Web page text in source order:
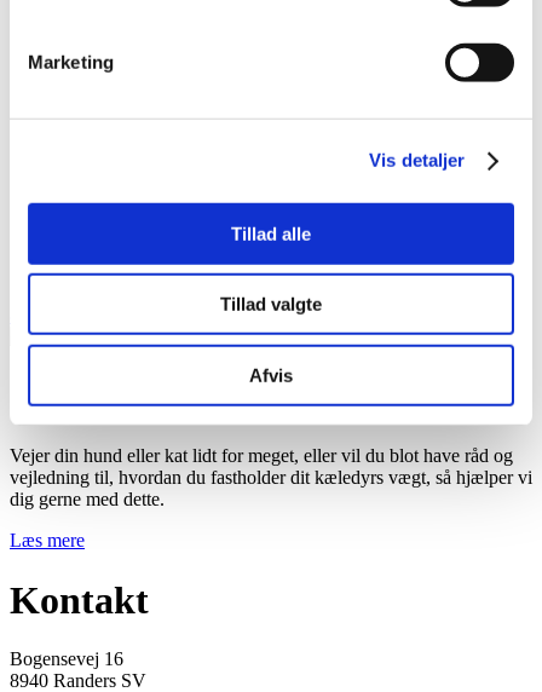
Marketing
Vis detaljer
Tillad alle
Tillad valgte
Afvis
Slankekonsultationer
Vejer din hund eller kat lidt for meget, eller vil du blot have råd og
vejledning til, hvordan du fastholder dit kæledyrs vægt, så hjælper vi
dig gerne med dette.
Læs mere
Kontakt
Bogensevej 16
8940 Randers SV